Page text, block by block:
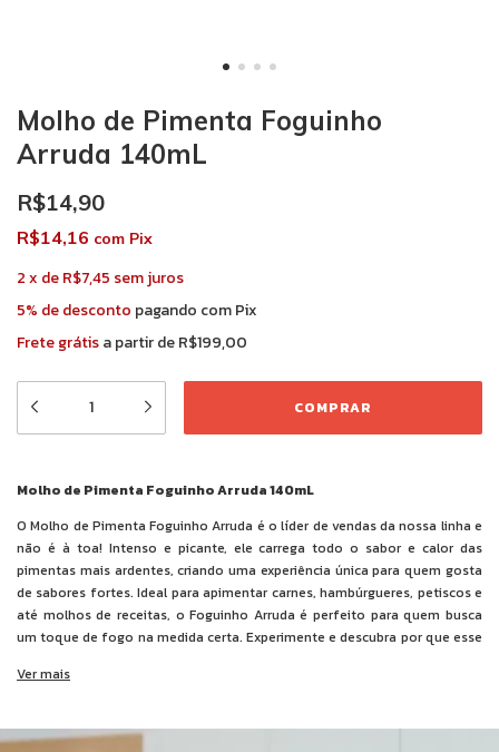
Molho de Pimenta Foguinho
Arruda 140mL
R$14,90
R$14,16 com Pix
2x deR$7,45 sem juros
5% de desconto pagando com Pix
Frete grátisa partir deR$199,00
Molho de Pimenta Foguinho Arruda 140mL
O Molho de Pimenta Foguinho Arruda é o líder de vendas da nossa linha e
não é à toa! Intenso e picante, ele carrega todo o sabor e calor das
pimentas mais ardentes, criando uma experiência única para quem gosta
de sabores fortes. Ideal para apimentar carnes, hambúrgueres, petiscos e
até molhos de receitas, o Foguinho Arruda é perfeito para quem busca
um toque de fogo na medida certa. Experimente e descubra por que esse
espessante goma xantana e conservante benzoato de sódio.
Ver mais